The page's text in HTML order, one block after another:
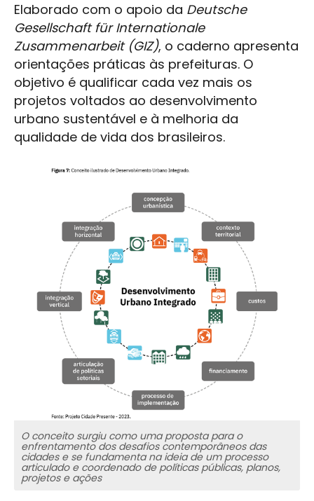
Elaborado com o apoio da Deutsche
Gesellschaft für Internationale
Zusammenarbeit (GIZ), o caderno apresenta
orientações práticas às prefeituras. O
objetivo é qualificar cada vez mais os
projetos voltados ao desenvolvimento
urbano sustentável e à melhoria da
qualidade de vida dos brasileiros.
O conceito surgiu como uma proposta para o
enfrentamento dos desafios contemporâneos das
cidades e se fundamenta na ideia de um processo
articulado e coordenado de políticas públicas, planos,
projetos e ações